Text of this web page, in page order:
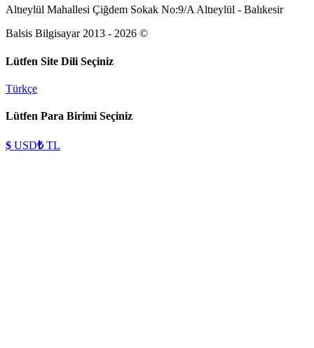
Altıeylül Mahallesi Çiğdem Sokak No:9/A Altıeylül - Balıkesir
Balsis Bilgisayar 2013 - 2026 ©
Lütfen Site Dili Seçiniz
Türkçe
Lütfen Para Birimi Seçiniz
$ USD₺TL